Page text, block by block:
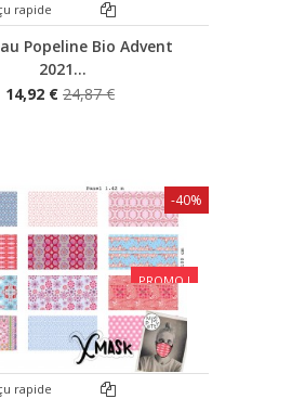
rapide
Popeline Bio Advent
2021...
14,92 € 24,87 €
PROMO !
rapide
-40%